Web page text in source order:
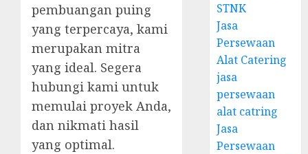
pembuangan puing
yang terpercaya, kami
merupakan mitra
yang ideal. Segera
hubungi kami untuk
memulai proyek Anda,
dan nikmati hasil
yang optimal.
STNK
Jasa
Persewaan
Alat Catering
jasa
persewaan
alat catring
Jasa
Persewaan